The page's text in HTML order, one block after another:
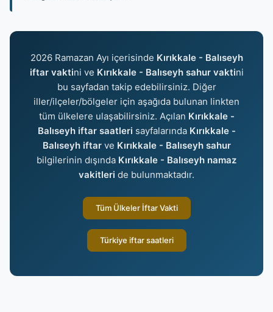
2026 Ramazan Ayı içerisinde Kırıkkale - Balıseyh
iftar vaktini ve Kırıkkale - Balıseyh sahur vaktini
bu sayfadan takip edebilirsiniz. Diğer
iller/ilçeler/bölgeler için aşağıda bulunan linkten
tüm ülkelere ulaşabilirsiniz. Açılan Kırıkkale -
Balıseyh iftar saatleri sayfalarında Kırıkkale -
Balıseyh iftarve Kırıkkale - Balıseyh sahur
bilgilerinin dışında Kırıkkale - Balıseyh namaz
vakitleri de bulunmaktadır.
Tüm Ülkeler İftar Vakti
Türkiye iftar saatleri